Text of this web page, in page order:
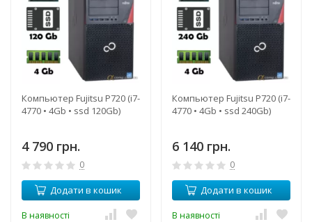
Компьютер Fujitsu P720 (i7-
4770 • 4Gb • ssd 120Gb)
4 790 грн.
0
Додати в кошик
В наявності
Компьютер Fujitsu P720 (i7-
4770 • 4Gb • ssd 240Gb)
6 140 грн.
0
Додати в кошик
В наявності